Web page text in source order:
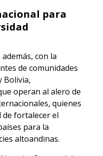
para
con la
de comunidades
Bolivia,
operan al alero de
quienes
de fortalecer el
para la
altoandinas.